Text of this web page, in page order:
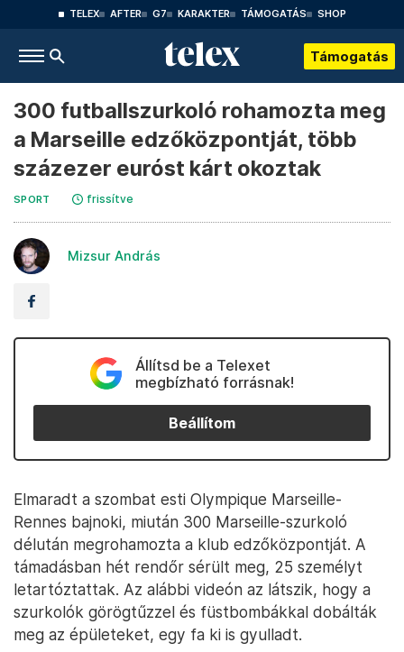
TELEX AFTER G7 KARAKTER TÁMOGATÁS SHOP
Támogatás
300 futballszurkoló rohamozta meg
a Marseille edzőközpontját, több
százezer euróst kárt okoztak
SPORT frissítve
Mizsur András
Állítsd be a Telexet
megbízható forrásnak!
Beállítom
Elmaradt a szombat esti Olympique Marseille-
Rennes bajnoki, miután 300 Marseille-szurkoló
délután megrohamozta a klub edzőközpontját. A
támadásban hét rendőr sérült meg, 25 személyt
letartóztattak. Az alábbi videón az látszik, hogy a
szurkolók görögtűzzel és füstbombákkal dobálták
meg az épületeket, egy fa ki is gyulladt.